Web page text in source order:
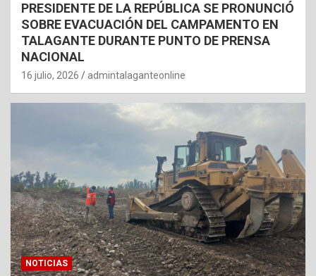
PRESIDENTE DE LA REPÚBLICA SE PRONUNCIÓ
SOBRE EVACUACIÓN DEL CAMPAMENTO EN
TALAGANTE DURANTE PUNTO DE PRENSA
NACIONAL
16 julio, 2026 admintalaganteonline
NOTICIAS